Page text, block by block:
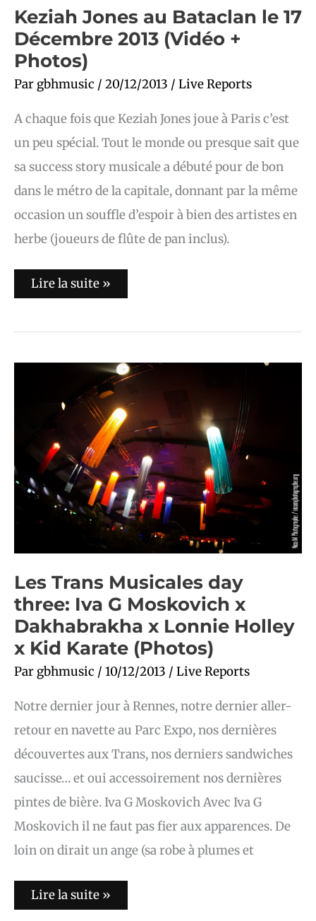
Keziah Jones au Bataclan le 17
Décembre 2013 (Vidéo +
Photos)
Par gbhmusic / 20/12/2013 / Live Reports
A chaque fois que Keziah Jones joue à Paris c’est
un peu spécial. Tout le monde ou presque sait que
sa success story musicale a débuté pour de bon
dans le métro de la capitale, donnant par la même
occasion un souffle d’espoir à bien des artistes en
herbe (joueurs de flûte de pan inclus).
Lire la suite »
Les Trans Musicales day
three: Iva G Moskovich x
Dakhabrakha x Lonnie Holley
x Kid Karate (Photos)
Par gbhmusic / 10/12/2013 / Live Reports
Notre dernier jour à Rennes, notre dernier aller-
retour en navette au Parc Expo, nos dernières
découvertes aux Trans, nos derniers sandwiches
saucisse… et oui accessoirement nos dernières
pintes de bière. Iva G Moskovich Avec Iva G
Moskovich il ne faut pas fier aux apparences. De
loin on dirait un ange (sa robe à plumes et
Les
three:
Moskovich
Dakhabrakha
x
Lonnie
Holley
Lire la suite »